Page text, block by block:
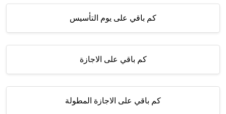
كم باقي على يوم التأسيس
كم باقي على الاجازة
كم باقي على الاجازة المطولة